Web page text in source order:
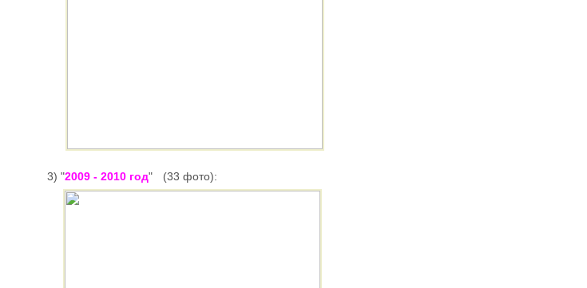
3) "2009 - 2010 год" (33 фото):